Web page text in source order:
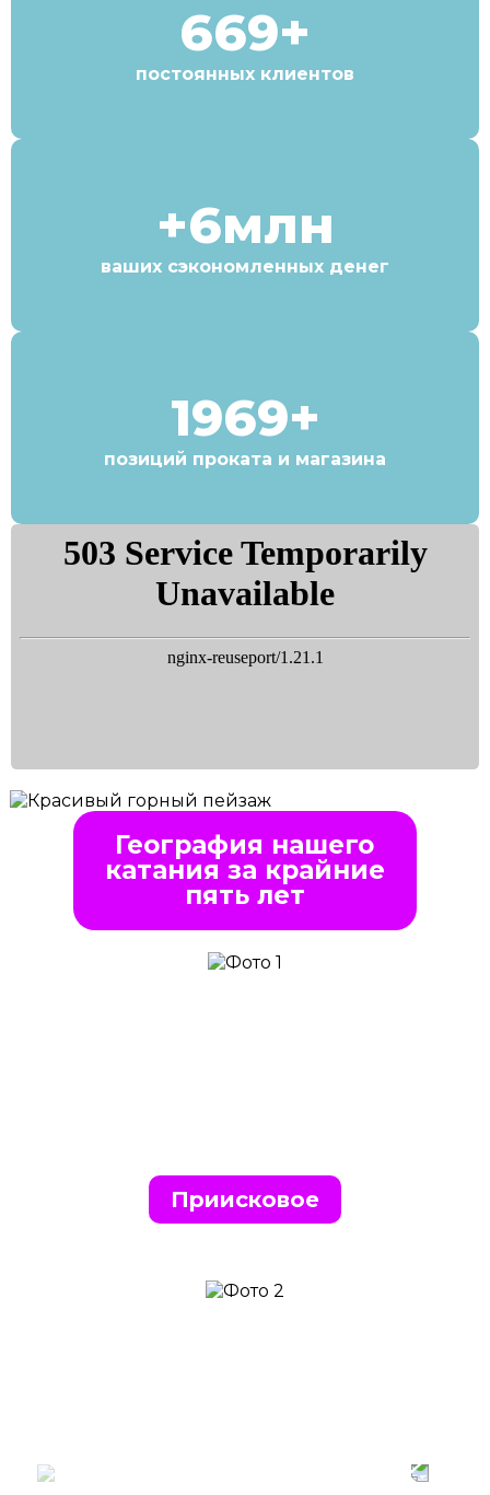
669+
постоянных клиентов
+6млн
ваших сэкономленных денег
1969+
позиций проката и магазина
География нашего
катания за крайние
пять лет
Приисковое